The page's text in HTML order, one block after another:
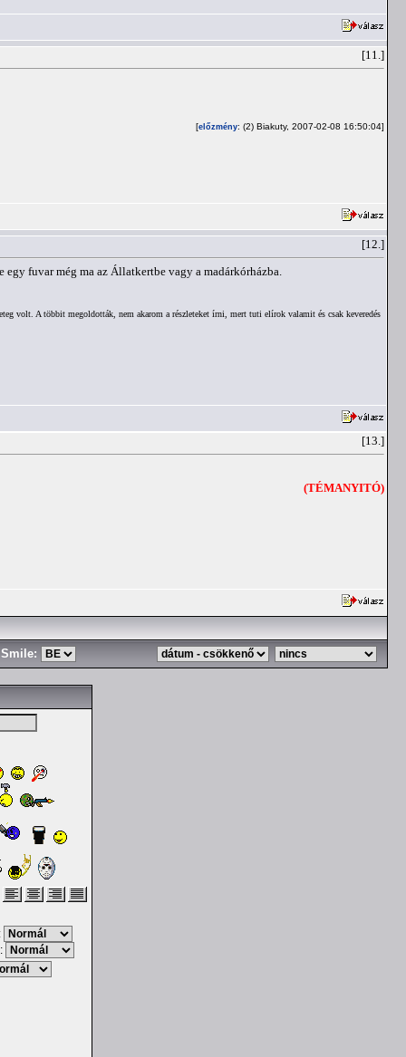
[11.]
[előzmény: (2) Biakuty, 2007-02-08 16:50:04]
[12.]
fuvar még ma az Állatkertbe vagy a madárkórházba.
volt. A többit megoldották, nem akarom a részleteket írni, mert tuti elírok valamit és csak keveredés
[13.]
(TÉMANYITÓ)
Smile: